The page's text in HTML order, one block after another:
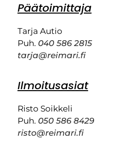
Päätoimittaja
Tarja Autio
Puh. 040 586 2815
tarja@reimari.fi
Ilmoitusasiat
Risto Soikkeli
Puh. 050 586 8429
risto@reimari.fi